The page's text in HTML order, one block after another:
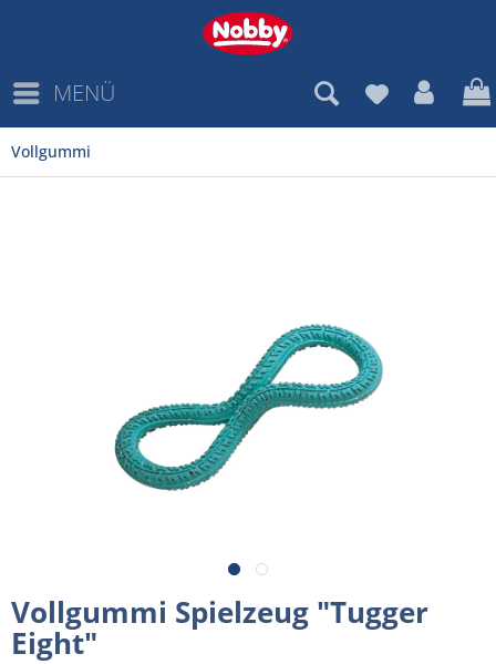
MENÜ
Vollgummi
Vollgummi Spielzeug "Tugger
Eight"